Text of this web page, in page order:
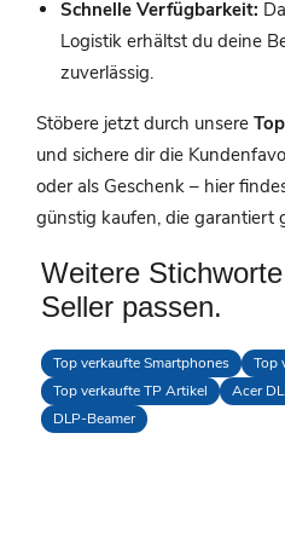
Schnelle Verfügbarkeit:
Logistik erhältst du deine
zuverlässig.
Stöbere jetzt durch unsere
und sichere dir die
oder als Geschenk – hier
günstig kaufen, die garantiert
Weitere
Seller passen.
Top verkaufte Smartphones
Top
Top verkaufte TP Artikel
Acer
DLP-Beamer